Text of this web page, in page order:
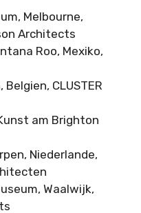
Melbourne,
Architects
Roo, Mexiko,
CLUSTER
am Brighton
Niederlande,
Waalwijk,